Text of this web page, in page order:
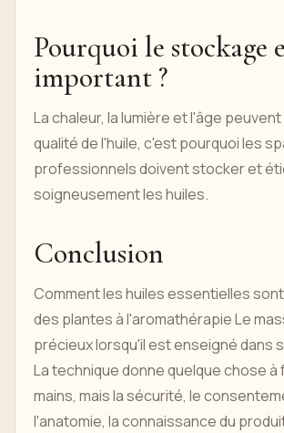
Pourquoi le stockage
important ?
La chaleur, la lumière et l'âge
qualité de l'huile, c'est pourquoi les
professionnels doivent stocker et
soigneusement les huiles.
Conclusion
Comment les huiles essentielles
des plantes à l'aromathérapie Le
précieux lorsqu'il est enseigné dans
La technique donne quelque chose à
mains, mais la sécurité, le
l'anatomie, la connaissance du